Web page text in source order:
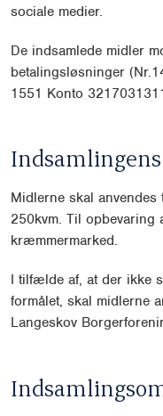
sociale medier.
De indsamlede midler
betalingsløsninger
1551 Konto
Midlerne skal
250kvm. Til opbevaring
kræmmermarked.
I tilfælde af, at der ikke
formålet, skal midlerne
Langeskov